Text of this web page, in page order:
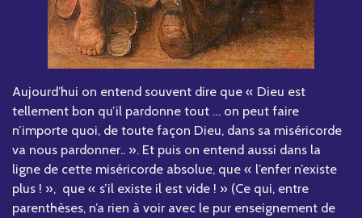
Aujourd’hui on entend souvent dire que « Dieu est
tellement bon qu’il pardonne tout … on peut faire
n’importe quoi, de toute façon Dieu, dans sa miséricorde
va nous pardonner.. ». Et puis on entend aussi dans la
ligne de cette miséricorde absolue, que « l’enfer n’existe
plus ! », que « s’il existe il est vide ! » (Ce qui, entre
parenthèses, n’a rien à voir avec le pur enseignement de